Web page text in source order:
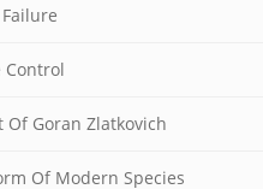
Control
Of Goran Zlatkovich
Of Modern Species